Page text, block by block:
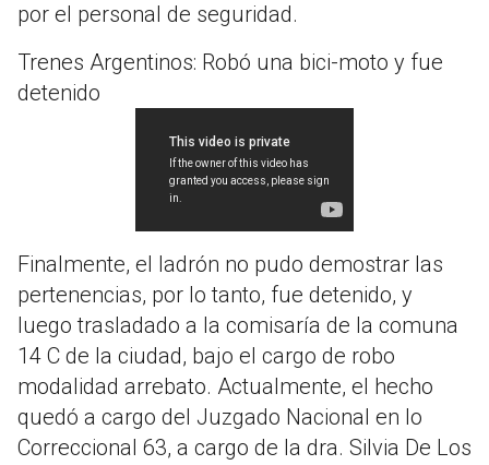
por el personal de seguridad.
Trenes Argentinos: Robó una bici-moto y fue
detenido
Finalmente, el ladrón no pudo demostrar las
pertenencias, por lo tanto, fue detenido, y
luego trasladado a la comisaría de la comuna
14 C de la ciudad, bajo el cargo de robo
modalidad arrebato. Actualmente, el hecho
quedó a cargo del Juzgado Nacional en lo
Correccional 63, a cargo de la dra. Silvia De Los